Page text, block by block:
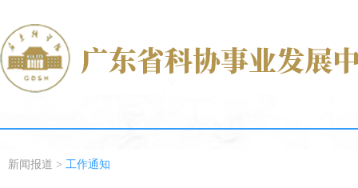
新闻报道 > 工作通知